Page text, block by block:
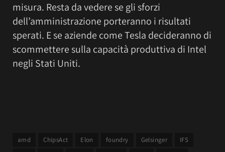
misura. Resta da vedere se gli sforzi
dell’amministrazione porteranno i risultati
sperati. E se aziende come Tesla decideranno di
scommettere sulla capacità produttiva di Intel
negli Stati Uniti.
amd ChipsAct Elon foundry Gelsinger
IFS